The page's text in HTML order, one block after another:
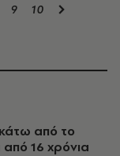
9 10
από το
16 χρόνια